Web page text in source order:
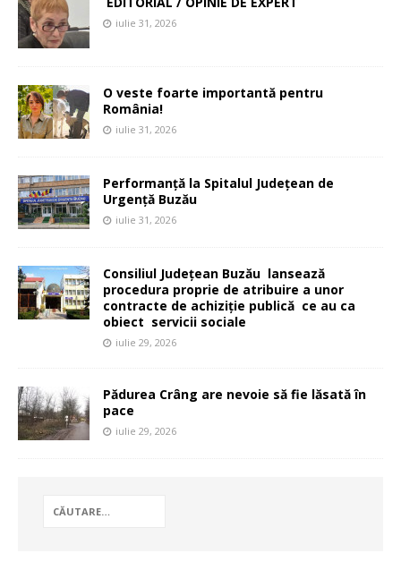
iulie 31, 2026
O veste foarte importantă pentru
România!
iulie 31, 2026
Performanță la Spitalul Județean de
Urgență Buzău
iulie 31, 2026
Consiliul Județean Buzău lansează
procedura proprie de atribuire a unor
contracte de achiziție publică ce au ca
obiect servicii sociale
iulie 29, 2026
Pădurea Crâng are nevoie să fie lăsată în
pace
iulie 29, 2026